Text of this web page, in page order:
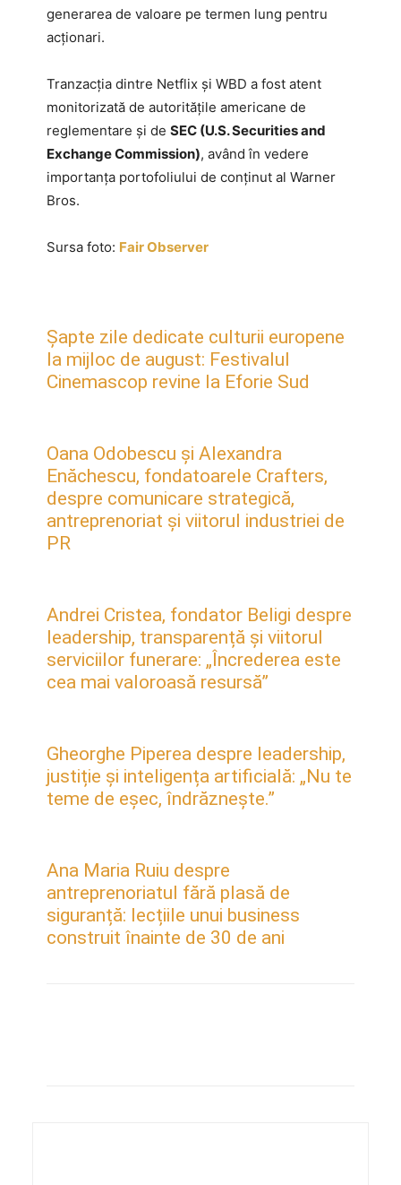
generarea de valoare pe termen lung pentru
acționari.
Tranzacția dintre Netflix și WBD a fost atent
monitorizată de autoritățile americane de
reglementare și de SEC (U.S. Securities and
Exchange Commission), având în vedere
importanța portofoliului de conținut al Warner
Bros.
Sursa foto: Fair Observer
Șapte zile dedicate culturii europene
la mijloc de august: Festivalul
Cinemascop revine la Eforie Sud
Oana Odobescu și Alexandra
Enăchescu, fondatoarele Crafters,
despre comunicare strategică,
antreprenoriat și viitorul industriei de
PR
Andrei Cristea, fondator Beligi despre
leadership, transparență și viitorul
serviciilor funerare: „Încrederea este
cea mai valoroasă resursă”
Gheorghe Piperea despre leadership,
justiție și inteligența artificială: „Nu te
teme de eșec, îndrăznește.”
Ana Maria Ruiu despre
antreprenoriatul fără plasă de
siguranță: lecțiile unui business
construit înainte de 30 de ani